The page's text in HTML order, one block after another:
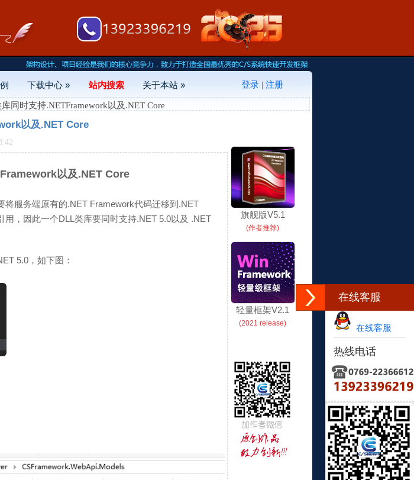
在线客服
在线客服
热线电话
下载中心 » 站内搜索 关于本站 » 登录| 注册
同时支持.NETFramework以及.NET Core
以及.NET Core
以及.NET Core
服务端原有的.NET Framework代码迁移到.NET
，因此一个DLL类库要同时支持.NET 5.0以及 .NET
5.0，如下图：
旗舰版V5.1
(作者推荐)
轻量框架V2.1
(2021 release)